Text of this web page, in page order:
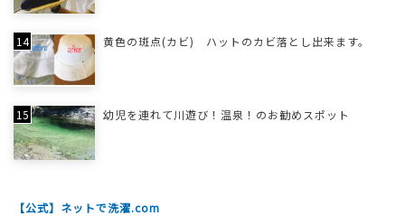
黄色の斑点(カビ) ハットのカビ落とし出来ます。
幼児を連れて川遊び！温泉！のお勧めスポット
【公式】ネットで洗濯.com